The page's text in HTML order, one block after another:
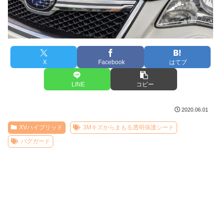
X Facebook はてブ
LINE コピー
2020.06.01
XVハイブリッド
3Mキズからまもる透明保護シート
バグガード